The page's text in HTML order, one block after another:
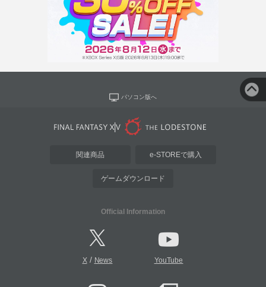
パソコン版へ
関連商品 e-STOREで購入
ゲームダウンロード
Official Information
X/ News YouTube